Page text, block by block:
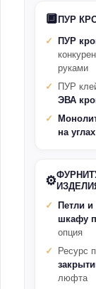
🔲 ПУР
ПУР
руками
ПУР
ЭВА
на углах
⚙️
Петли
шкафу
опция
Ресурс
люфта